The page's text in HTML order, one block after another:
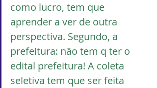
como lucro, tem que
aprender a ver de outra
perspectiva. Segundo, a
prefeitura: não tem q ter o
edital prefeitura! A coleta
seletiva tem que ser feita